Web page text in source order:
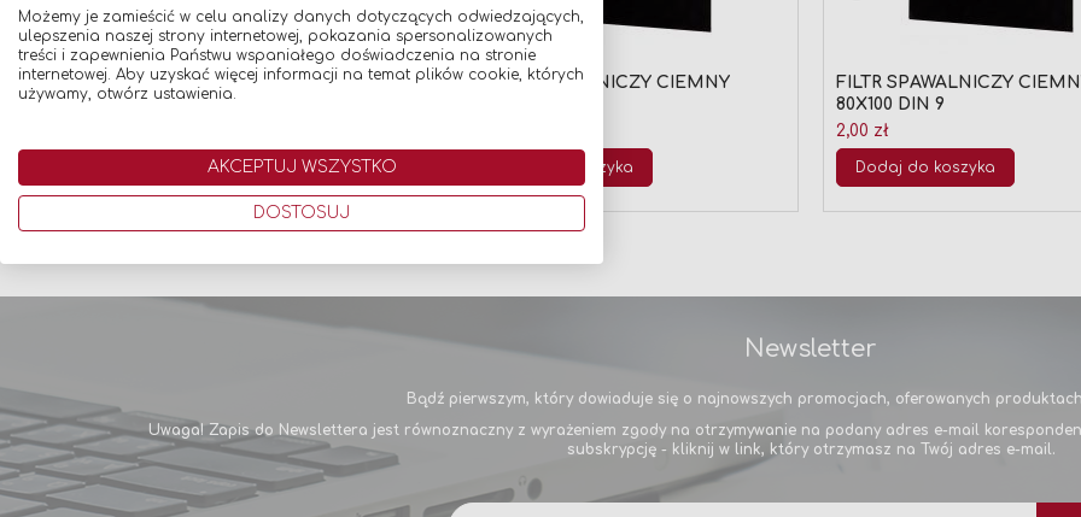
FILTR SPAWALNICZY CIEMNY
60X110 DIN 12
Dodaj do koszyka
FILTR SPAWALNICZY CIEMNY
Dodaj do koszyka
FILTR SPAWALNICZY
80X100 DIN 9
2,00 zł
Dodaj do koszyka
Newsletter
Bądź pierwszym, który dowiaduje się o najnowszych promocjach, oferowanych
Uwaga! Zapis do Newslettera jest równoznaczny z wyrażeniem zgody na otrzymywanie na podany adres e-mail
subskrypcję - kliknij w link, który otrzymasz na Twój adres e-mail.
Możemy je zamieścić w celu analizy danych dotyczących odwiedzających,
ulepszenia naszej strony internetowej, pokazania spersonalizowanych
treści i zapewnienia Państwu wspaniałego doświadczenia na stronie
internetowej. Aby uzyskać więcej informacji na temat plików cookie, których
używamy, otwórz ustawienia.
AKCEPTUJ WSZYSTKO
DOSTOSUJ